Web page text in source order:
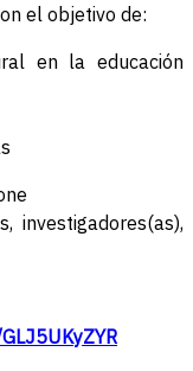
el objetivo de:
en la educación
investigadores(as),